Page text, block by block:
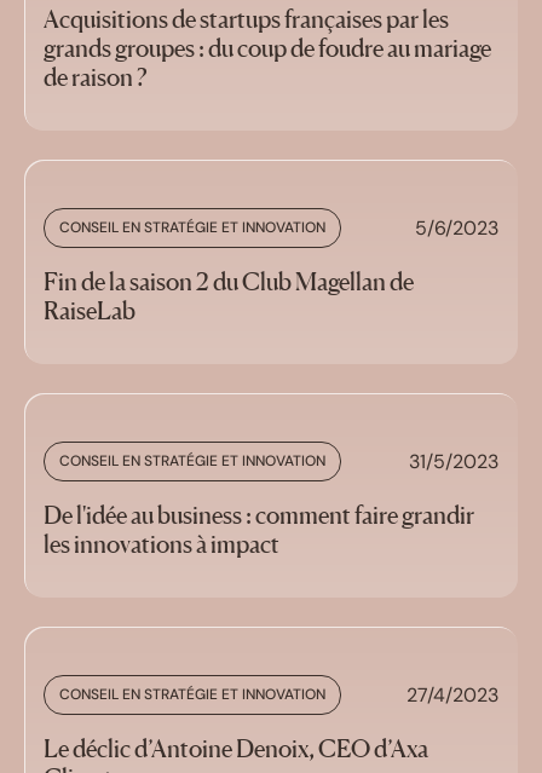
Acquisitions de startups françaises par les
grands groupes : du coup de foudre au mariage
de raison ?
CONSEIL EN STRATÉGIE ET INNOVATION 5/6/2023
Fin de la saison 2 du Club Magellan de
RaiseLab
CONSEIL EN STRATÉGIE ET INNOVATION 31/5/2023
De l'idée au business : comment faire grandir
les innovations à impact
CONSEIL EN STRATÉGIE ET INNOVATION 27/4/2023
Le déclic d’Antoine Denoix, CEO d’Axa